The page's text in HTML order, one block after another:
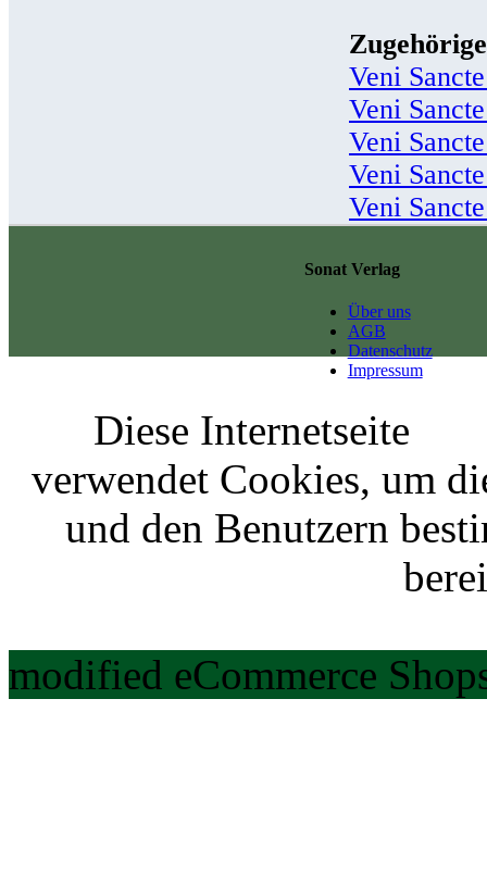
Veni
Veni
Veni
Veni
Veni
Sonat Verlag
Über uns
AGB
Datenschutz
Impressum
Diese Internetseite
verwendet Cookies, um
und den Benutzern
modified eCommerce